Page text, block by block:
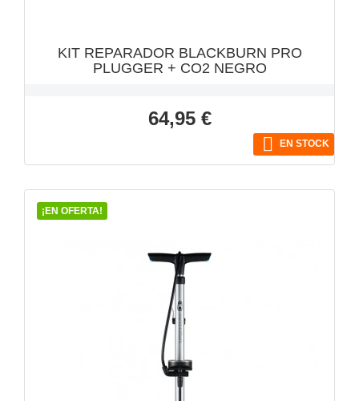
KIT REPARADOR BLACKBURN PRO
PLUGGER + CO2 NEGRO
Precio
64,95 €
 EN STOCK
¡EN OFERTA!